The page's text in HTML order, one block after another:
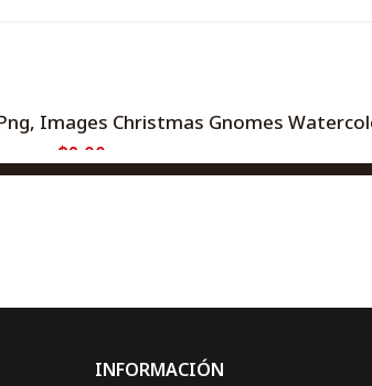
Images Christmas Gnomes
$2,00
INFORMACIÓN